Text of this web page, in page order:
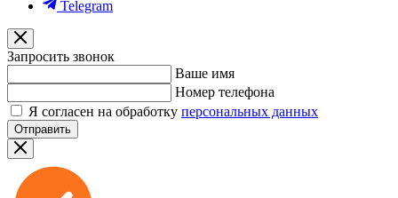
Telegram
Запросить звонок
Ваше имя
Номер телефона
Я согласен на обработку персональных данных
Отправить